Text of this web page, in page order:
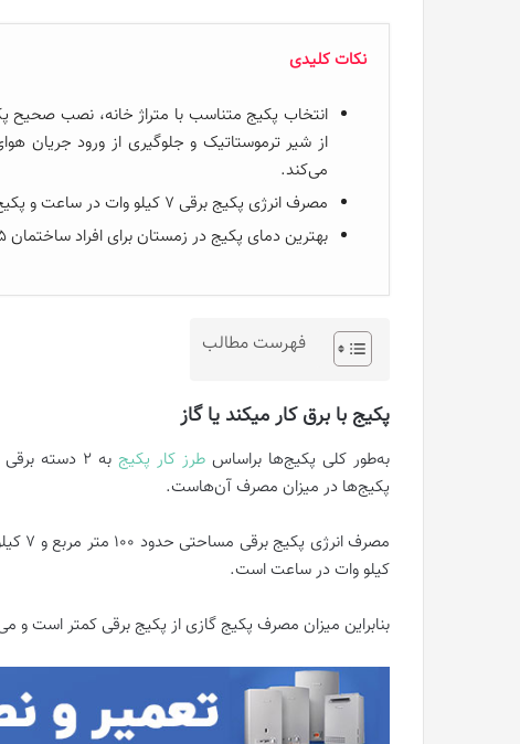
نکات کلیدی
انتخاب پکیج متناسب با متراژ خانه، نصب صحیح
از شیر ترموستاتیک و جلوگیری از ورود
می‌کند.
مصرف انرژی پکیج برقی 7 کیلو وات در ساعت و پکیج گازی 2.5 کیلو وات در ساعت است.
بهترین دمای پکیج در زمستان برای افراد ساختمان 75 درجه و برای آب گرم مصرفی 60 درجه سانتی‌گراد است.
فهرست مطالب
پکیج با برق کار میکند یا گاز
به‌طور کلی پکیج‌ها براساس طرز کار پکیج
به 2 دسته
پکیج‌ها در میزان مصرف آن‌هاست.
کیلو وات در ساعت است.
بنابراین میزان مصرف پکیج گازی از پکیج برقی کمتر است و